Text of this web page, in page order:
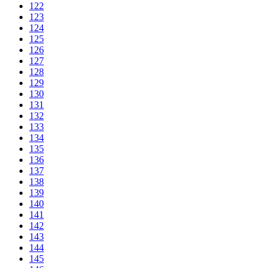
122
123
124
125
126
127
128
129
130
131
132
133
134
135
136
137
138
139
140
141
142
143
144
145